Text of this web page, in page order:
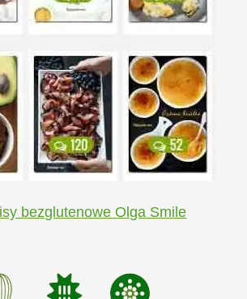
bezglutenowe Olga Smile